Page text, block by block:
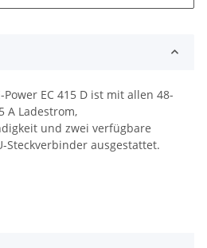
EC 415 D ist mit allen 48-
A Ladestrom,
und zwei verfügbare
Steckverbinder ausgestattet.